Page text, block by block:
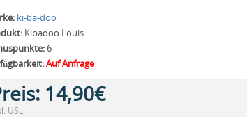
ki-ba-doo
Kibadoo Louis
6
Auf Anfrage
14,90€
USt.